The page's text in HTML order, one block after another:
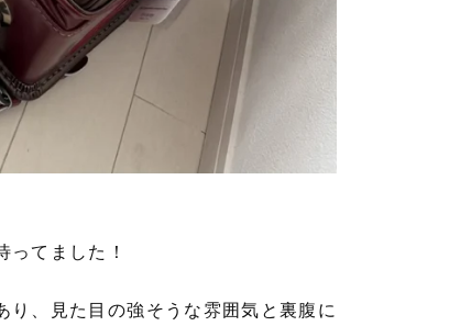
てました！
り、見た目の強そうな雰囲気と裏腹に